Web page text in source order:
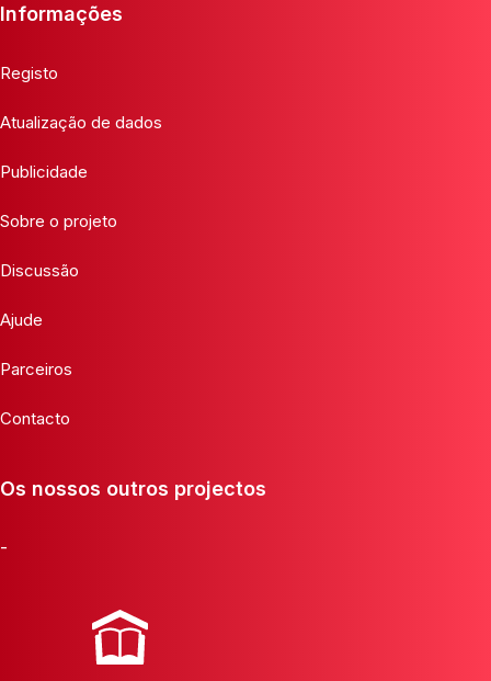
Informações
Registo
Atualização de dados
Publicidade
Sobre o projeto
Discussão
Ajude
Parceiros
Contacto
Os nossos outros projectos
-